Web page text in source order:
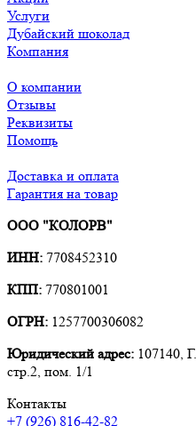
Услуги
Дубайский шоколад
Компания
О компании
Отзывы
Реквизиты
Помощь
Доставка и оплата
Гарантия на товар
ООО "КОЛОРВ"
ИНН: 7708452310
КПП: 770801001
ОГРН: 1257700306082
Юридический адрес: 107140,
стр.2, пом. 1/1
Контакты
+7 (926) 816-42-82